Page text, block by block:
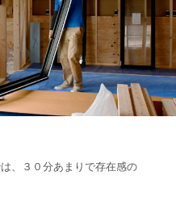
、３０分あまりで存在感の